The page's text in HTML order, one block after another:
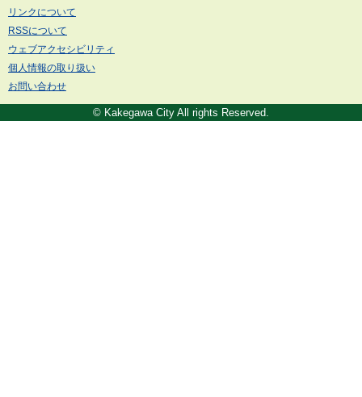
リンクについて
RSSについて
ウェブアクセシビリティ
個人情報の取り扱い
お問い合わせ
© Kakegawa City All rights Reserved.